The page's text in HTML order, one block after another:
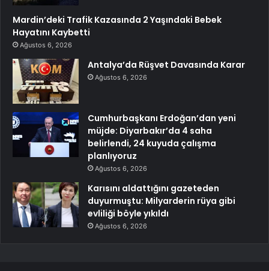
Mardin’deki Trafik Kazasında 2 Yaşındaki Bebek
Hayatını Kaybetti
Ağustos 6, 2026
Antalya’da Rüşvet Davasında Karar
Ağustos 6, 2026
Cumhurbaşkanı Erdoğan’dan yeni
müjde: Diyarbakır’da 4 saha
belirlendi, 24 kuyuda çalışma
planlıyoruz
Ağustos 6, 2026
Karısını aldattığını gazeteden
duyurmuştu: Milyarderin rüya gibi
evliliği böyle yıkıldı
Ağustos 6, 2026